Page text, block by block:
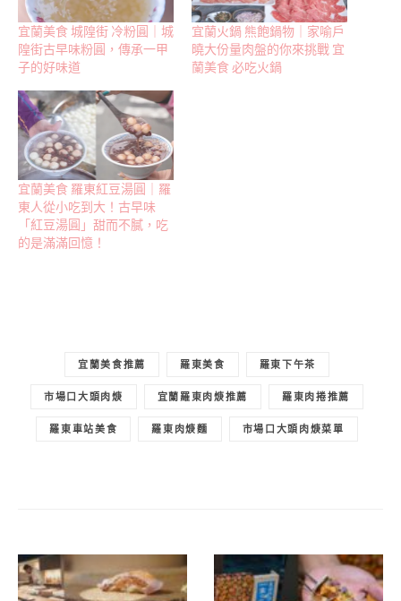
宜蘭美食 城隍街 冷粉圓｜城
隍街古早味粉圓，傳承一甲
子的好味道
宜蘭火鍋 熊飽鍋物｜家喻戶
曉大份量肉盤的你來挑戰 宜
蘭美食 必吃火鍋
宜蘭美食 羅東紅豆湯圓｜羅
東人從小吃到大！古早味
「紅豆湯圓」甜而不膩，吃
的是滿滿回憶！
宜蘭美食推薦 羅東美食 羅東下午茶
市場口大頭肉焿 宜蘭羅東肉焿推薦 羅東肉捲推薦
羅東車站美食 羅東肉焿麵 市場口大頭肉焿菜單